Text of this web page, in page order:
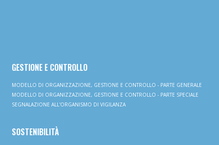
GESTIONE E CONTROLLO
MODELLO DI ORGANIZZAZIONE, GESTIONE E CONTROLLO - PARTE GENERALE
MODELLO DI ORGANIZZAZIONE, GESTIONE E CONTROLLO - PARTE SPECIALE
SEGNALAZIONE ALL'ORGANISMO DI VIGILANZA
SOSTENIBILITÀ